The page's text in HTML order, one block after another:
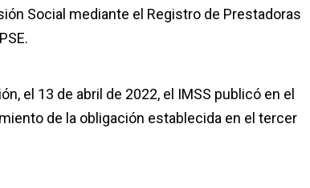
Social mediante el Registro de Prestadoras
el 13 de abril de 2022, el IMSS publicó en el
de la obligación establecida en el tercer